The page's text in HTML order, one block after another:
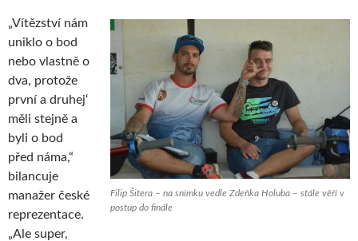
Filip Šitera – na snímku vedle Zdeňka Holuba – stále věří v
postup do finále
„Vítězství nám
uniklo o bod
nebo vlastně o
dva, protože
první a druhej‘
měli stejně a
byli o bod
před náma,“
bilancuje
manažer české
reprezentace.
„Ale super,